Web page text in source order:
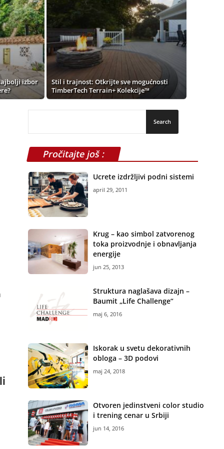
izbor
Stil i trajnost: Otkrijte sve mogućnosti
TimberTech Terrain+ Kolekcije™
Pročitajte još :
Ucrete izdržljivi podni sistemi
april 29, 2011
Krug – kao simbol zatvorenog
toka proizvodnje i obnavljanja
energije
jun 25, 2013
Struktura naglašava dizajn –
Baumit „Life Challenge“
maj 6, 2016
Iskorak u svetu dekorativnih
obloga – 3D podovi
maj 24, 2018
Otvoren jedinstveni color studio
i trening cenar u Srbiji
jun 14, 2016